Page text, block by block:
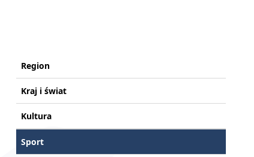
Region
Kraj i świat
Kultura
Sport